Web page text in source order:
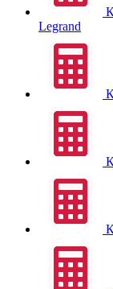
Legrand